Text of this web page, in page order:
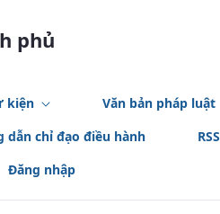
phủ
kiện Văn bản pháp luật
dẫn chỉ đạo điều hành RSS
Đăng nhập